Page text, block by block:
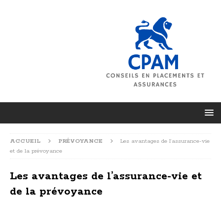
ACCUEIL PRÉVOYANCE
Les avantages de l’assurance-vie
et de la prévoyance
Les avantages de l’assurance-vie et
de la prévoyance